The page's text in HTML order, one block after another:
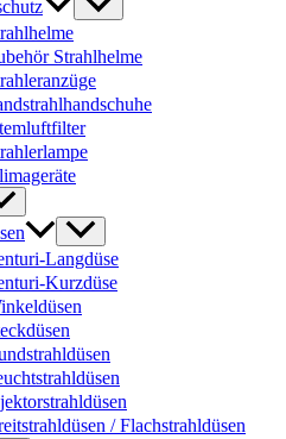
Strahlhelme
Langdüse
Kurzdüse
/ Flachstrahldüsen